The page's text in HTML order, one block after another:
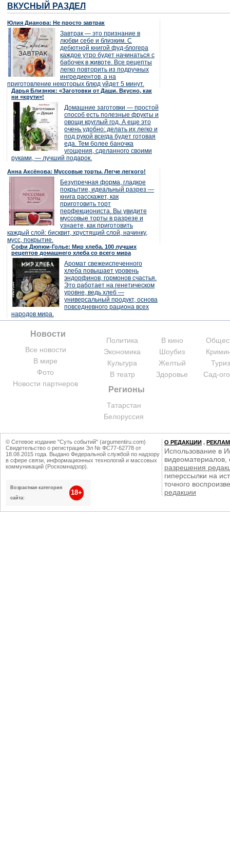
ВКУСНЫЙ РАЗДЕЛ
Юлия Дианова: Не просто завтрак
Завтрак — это признание в
любви себе и близким. С
дебютной книгой фуд-блогера
каждое утро будет начинаться с
бабочек в животе. Все рецепты
легко повторить из подручных
ингредиентов, а на
приготовление некоторых блюд уйдет 5 минут.
Дарья Близнюк: «Заготовки от Даши. Вкусно, как
ни «крути»!
Домашние заготовки — простой
способ есть полезные фрукты и
овощи круглый год. А еще это
очень удобно: делать их легко и
под рукой всегда будет готовая
еда. Тем более баночка
угощения, сделанного своими
руками, — лучший подарок.
Анна Аксёнова: Муссовые торты. Легче легкого!
Безупречная форма, гладкое
покрытие, идеальный разрез —
книга расскажет, как
приготовить торт
перфекциониста. Вы увидите
муссовые торты в разрезе и
узнаете, как приготовить
каждый слой: бисквит, хрустящий слой, начинку,
мусс, покрытие.
Софи Дюпюи-Голье: Мир хлеба. 100 лучших
рецептов домашнего хлеба со всего мира
Аромат свежеиспеченного
хлеба повышает уровень
эндорфинов, гормонов счастья.
Это работает на генетическом
уровне, ведь хлеб —
универсальный продукт, основа
повседневного рациона всех
народов мира.
Новости
Все новости
В мире
Фото
Новости партнеров
Политика
Экономика
Культура
В театр
В кино
Шоубиз
Желтый
Здоровье
Сад-
Регионы
Татарстан
Белоруссия
© Сетевое издание "Суть событий" (argumentiru.com)
Свидетельство о регистрации Эл № ФС77-62778 от
18.08.2015 года. Выдано Федеральной службой по надзору
в сфере связи, информационных технологий и массовых
коммуникаций (Роскомнадзор).
Возрастная категория
сайта:
18+
О РЕДАКЦИИ ,
Использование в
видеоматериалов,
разрешения
гиперссылки на
точного
редакции